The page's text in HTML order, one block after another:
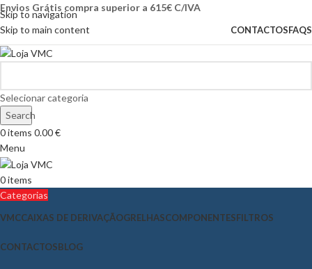
Skip to navigation
Skip to main content
Envios Grátis compra superior a 615€ C/IVA
CONTACTOSFAQS
Selecionar categoria
Search
0items 0.00€
Menu
0items
Categorias
VMCCAIXAS DE DERIVAÇÃOGRELHASCOMPONENTESFILTROS
CONTACTOSBLOG